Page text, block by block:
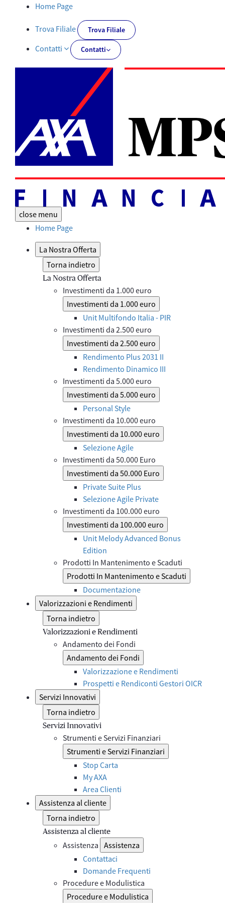
Tutti i documenti | AXA MPS Financial - AXA-MPSFINANCIAL.IT
Home Page
Trova Filiale Trova Filiale
Contatti Contatti
close menu
Home Page
La Nostra Offerta
Torna indietro
La Nostra Offerta
Investimenti da 1.000 euro
Investimenti da 1.000 euro
Unit Multifondo Italia - PIR
Investimenti da 2.500 euro
Investimenti da 2.500 euro
Rendimento Plus 2031 II
Rendimento Dinamico III
Investimenti da 5.000 euro
Investimenti da 5.000 euro
Personal Style
Investimenti da 10.000 euro
Investimenti da 10.000 euro
Selezione Agile
Investimenti da 50.000 Euro
Investimenti da 50.000 Euro
Private Suite Plus
Selezione Agile Private
Investimenti da 100.000 euro
Investimenti da 100.000 euro
Unit Melody Advanced Bonus
Edition
Prodotti In Mantenimento e Scaduti
Prodotti In Mantenimento e Scaduti
Documentazione
Valorizzazioni e Rendimenti
Torna indietro
Valorizzazioni e Rendimenti
Andamento dei Fondi
Andamento dei Fondi
Valorizzazione e Rendimenti
Prospetti e Rendiconti Gestori OICR
Servizi Innovativi
Torna indietro
Servizi Innovativi
Strumenti e Servizi Finanziari
Strumenti e Servizi Finanziari
Stop Carta
My AXA
Area Clienti
Assistenza al cliente
Torna indietro
Assistenza al cliente
Assistenza Assistenza
Contattaci
Domande Frequenti
Procedure e Modulistica
Procedure e Modulistica